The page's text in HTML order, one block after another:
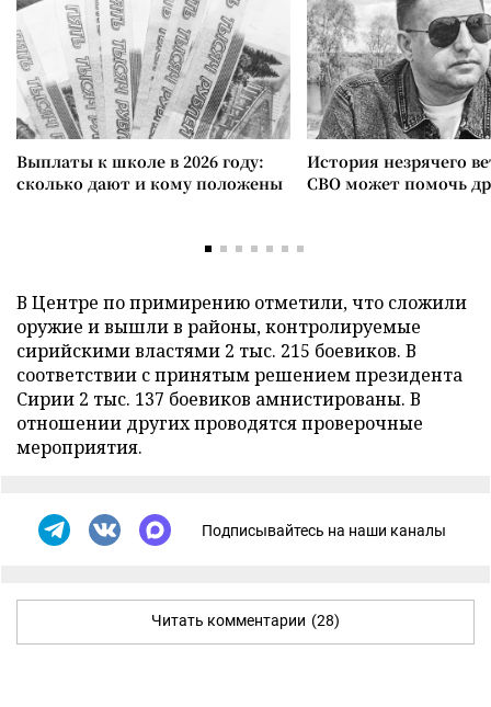
Выплаты к школе в 2026 году:
сколько дают и кому положены
История незрячего
СВО может помочь
В Центре по примирению отметили, что сложили
оружие и вышли в районы, контролируемые
сирийскими властями 2 тыс. 215 боевиков. В
соответствии с принятым решением президента
Сирии 2 тыс. 137 боевиков амнистированы. В
отношении других проводятся проверочные
мероприятия.
Подписывайтесь на наши каналы
Читать комментарии (28)